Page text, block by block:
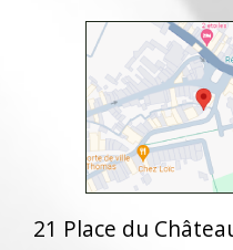
21 Place du